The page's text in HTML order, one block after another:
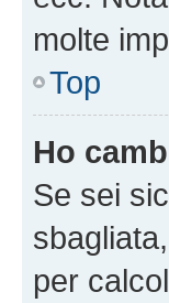
molte
Top
Ho
Se sei
per